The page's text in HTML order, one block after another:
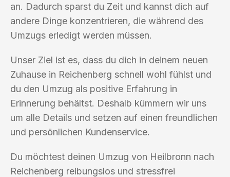
an. Dadurch sparst du Zeit und kannst dich auf
andere Dinge konzentrieren, die während des
Umzugs erledigt werden müssen.
Unser Ziel ist es, dass du dich in deinem neuen
Zuhause in Reichenberg schnell wohl fühlst und
du den Umzug als positive Erfahrung in
Erinnerung behältst. Deshalb kümmern wir uns
um alle Details und setzen auf einen freundlichen
und persönlichen Kundenservice.
Du möchtest deinen Umzug von Heilbronn nach
Reichenberg reibungslos und stressfrei